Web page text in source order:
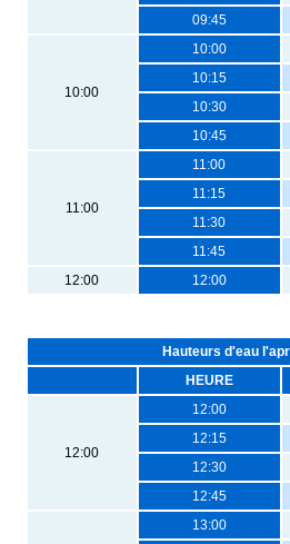
09:45
10:00
10:00
10:15
10:30
10:45
11:00
11:00
11:15
11:30
11:45
12:00
12:00
Hauteurs d'eau
HEURE
12:00
12:00
12:15
12:30
12:45
13:00